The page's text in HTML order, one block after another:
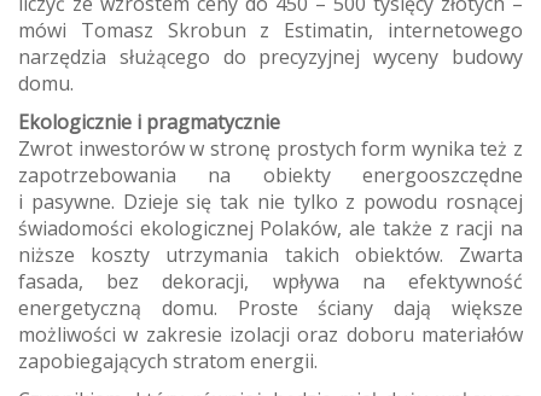
mówi Tomasz Skrobun z Estimatin, internetowego
narzędzia służącego do precyzyjnej wyceny budowy
domu.
Ekologicznie i pragmatycznie
Zwrot inwestorów w stronę prostych form wynika też z
zapotrzebowania na obiekty energooszczędne
i pasywne. Dzieje się tak nie tylko z powodu rosnącej
świadomości ekologicznej Polaków, ale także z racji na
niższe koszty utrzymania takich obiektów. Zwarta
fasada, bez dekoracji, wpływa na efektywność
energetyczną domu. Proste ściany dają większe
możliwości w zakresie izolacji oraz doboru materiałów
zapobiegających stratom energii.